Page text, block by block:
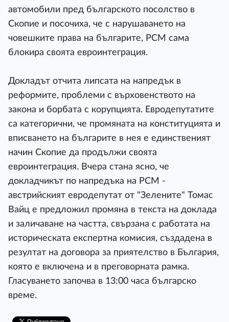
автомобили пред българското посолство в
Скопие и посочиха, че с нарушаването на
човешките права на българите, РСМ сама
блокира своята евроинтеграция.
Докладът отчита липсата на напредък в
реформите, проблеми с върховенството на
закона и борбата с корупцията. Евродепутатите
са категорични, че промяната на конституцията и
вписването на българите в нея е единственият
начин Скопие да продължи своята
евроинтеграция. Вчера стана ясно, че
докладчикът по напредъка на РСМ -
австрийският евродепутат от "Зелените" Томас
Вайц е предложил промяна в текста на доклада
и заличаване на частта, свързанa с работата на
историческата експертна комисия, създадена в
резултат на договора за приятелство в България,
която е включена и в преговорната рамка.
Гласуването започва в 13:00 часа българско
време.